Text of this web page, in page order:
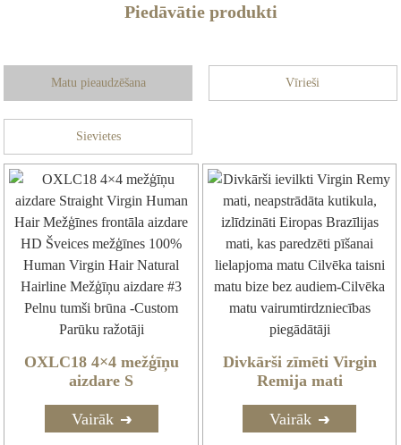
Piedāvātie produkti
Matu pieaudzēšana Vīrieši
Sievietes
OXLC18 4×4 mežģīņu
aizdare S
Vairāk
Divkārši zīmēti Virgin
Remija mati
Vairāk